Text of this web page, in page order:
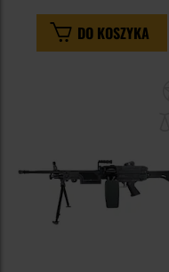
DO KOSZYKA